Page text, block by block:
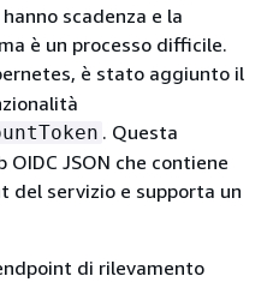
scadenza e la
è un processo difficile.
è stato aggiunto il
. Questa
JSON che contiene
del servizio e supporta un
di rilevamento